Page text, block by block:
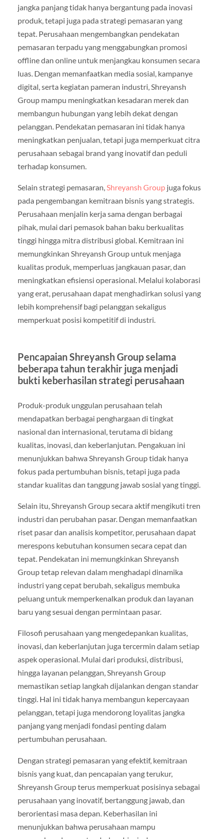
jangka panjang tidak hanya bergantung pada inovasi
produk, tetapi juga pada strategi pemasaran yang
tepat. Perusahaan mengembangkan pendekatan
pemasaran terpadu yang menggabungkan promosi
offline dan online untuk menjangkau konsumen secara
luas. Dengan memanfaatkan media sosial, kampanye
digital, serta kegiatan pameran industri, Shreyansh
Group mampu meningkatkan kesadaran merek dan
membangun hubungan yang lebih dekat dengan
pelanggan. Pendekatan pemasaran ini tidak hanya
meningkatkan penjualan, tetapi juga memperkuat citra
perusahaan sebagai brand yang inovatif dan peduli
terhadap konsumen.
Selain strategi pemasaran,Shreyansh Groupjuga fokus
pada pengembangan kemitraan bisnis yang strategis.
Perusahaan menjalin kerja sama dengan berbagai
pihak, mulai dari pemasok bahan baku berkualitas
tinggi hingga mitra distribusi global. Kemitraan ini
memungkinkan Shreyansh Group untuk menjaga
kualitas produk, memperluas jangkauan pasar, dan
meningkatkan efisiensi operasional. Melalui kolaborasi
yang erat, perusahaan dapat menghadirkan solusi yang
lebih komprehensif bagi pelanggan sekaligus
memperkuat posisi kompetitif di industri.
Pencapaian Shreyansh Group selama
beberapa tahun terakhir juga menjadi
bukti keberhasilan strategi perusahaan
Produk-produk unggulan perusahaan telah
mendapatkan berbagai penghargaan di tingkat
nasional dan internasional, terutama di bidang
kualitas, inovasi, dan keberlanjutan. Pengakuan ini
menunjukkan bahwa Shreyansh Group tidak hanya
fokus pada pertumbuhan bisnis, tetapi juga pada
standar kualitas dan tanggung jawab sosial yang tinggi.
Selain itu, Shreyansh Group secara aktif mengikuti tren
industri dan perubahan pasar. Dengan memanfaatkan
riset pasar dan analisis kompetitor, perusahaan dapat
merespons kebutuhan konsumen secara cepat dan
tepat. Pendekatan ini memungkinkan Shreyansh
Group tetap relevan dalam menghadapi dinamika
industri yang cepat berubah, sekaligus membuka
peluang untuk memperkenalkan produk dan layanan
baru yang sesuai dengan permintaan pasar.
Filosofi perusahaan yang mengedepankan kualitas,
inovasi, dan keberlanjutan juga tercermin dalam setiap
aspek operasional. Mulai dari produksi, distribusi,
hingga layanan pelanggan, Shreyansh Group
memastikan setiap langkah dijalankan dengan standar
tinggi. Hal ini tidak hanya membangun kepercayaan
pelanggan, tetapi juga mendorong loyalitas jangka
panjang yang menjadi fondasi penting dalam
pertumbuhan perusahaan.
Dengan strategi pemasaran yang efektif, kemitraan
bisnis yang kuat, dan pencapaian yang terukur,
Shreyansh Group terus memperkuat posisinya sebagai
perusahaan yang inovatif, bertanggung jawab, dan
berorientasi masa depan. Keberhasilan ini
menunjukkan bahwa perusahaan mampu